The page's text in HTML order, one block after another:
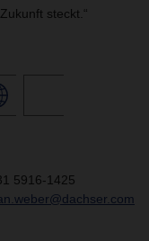
steckt.“
5916-1425